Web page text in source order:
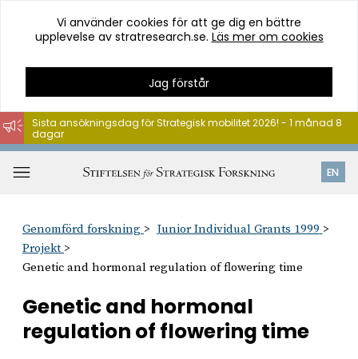
Hoppa
till
innehåll
Vi använder cookies för att ge dig en bättre
upplevelse av stratresearch.se. Läs mer om cookies
Jag förstår
EN
Sista ansökningsdag för Strategisk mobilitet 2026! - 1 månad 8
dagar
Genomförd forskning
Junior Individual Grants 1999
Projekt
Genetic and hormonal regulation of flowering time
Genetic and hormonal
regulation of flowering time